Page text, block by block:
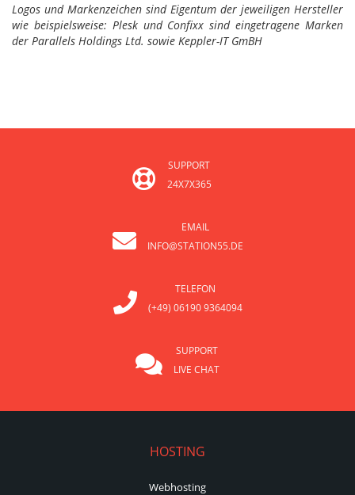
Logos und Markenzeichen sind Eigentum der jeweiligen Hersteller
wie beispielsweise: Plesk und Confixx sind eingetragene Marken
der Parallels Holdings Ltd. sowie Keppler-IT GmBH
SUPPORT
24X7X365
EMAIL
INFO@STATION55.DE
TELEFON
(+49) 06190 9364094
SUPPORT
LIVE CHAT
HOSTING
Webhosting